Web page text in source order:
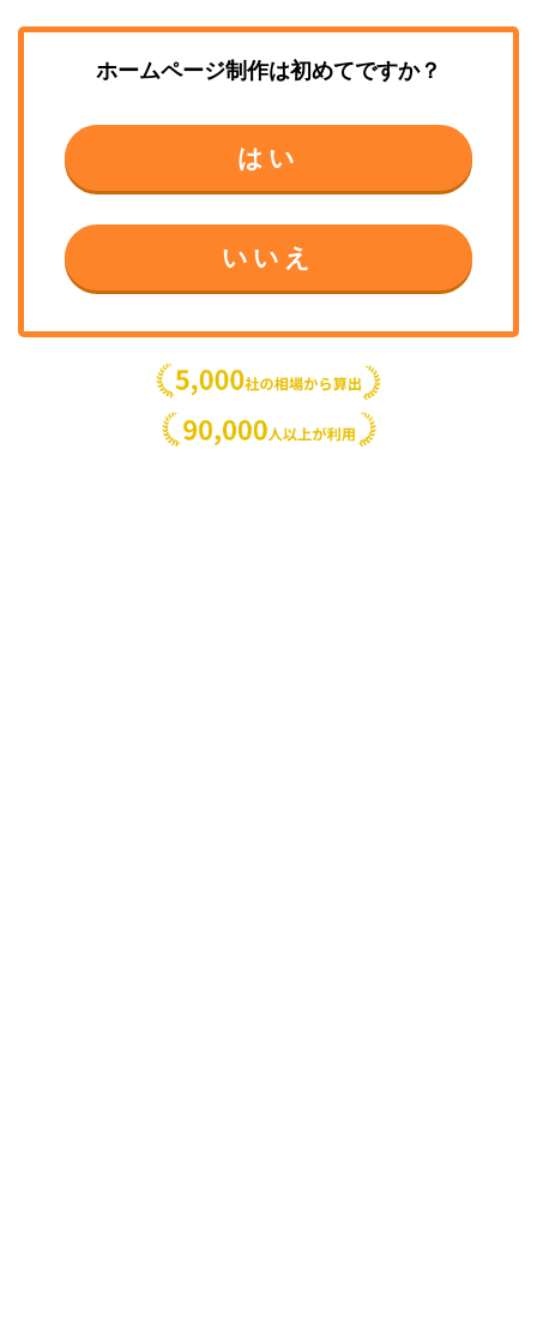
ホームページ制作は初めてですか？
はい
いいえ